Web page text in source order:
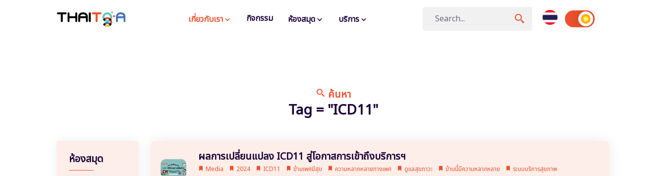
เกี่ยวกับเรา กิจกรรม ห้องสมุด บริการ
ค้นหา
Tag = "ICD11"
ห้องสมุด ผลการเปลี่ยนแปลง ICD11 สู่โอกาสการเข้าถึงบริการฯ
Media 2024 ICD11 ข้ามเพศมีสุข ความหลากหลายทางเพศ ดูแลสุขภาวะ บ้านนี้มีความหลากหลาย
ระบบบริการสุขภาพ